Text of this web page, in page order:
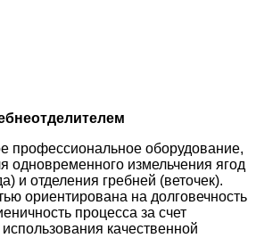
профессиональное оборудование,
одновременного измельчения ягод
и отделения гребней (веточек).
ориентирована на долговечность
процесса за счет
качественной